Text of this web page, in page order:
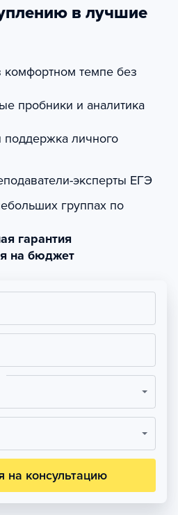
в лучшие
темпе без
пробники и аналитика
поддержка личного
эксперты ЕГЭ
группах по
гарантия
на бюджет
на консультацию